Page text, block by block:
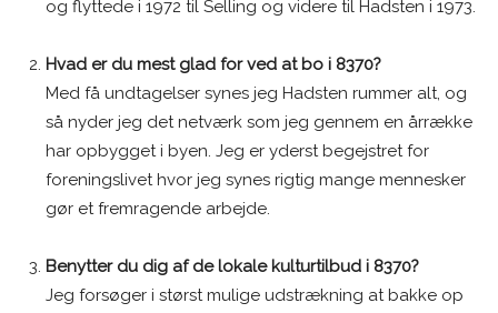
og flyttede i 1972 til Selling og videre til Hadsten i 1973.
Hvad er du mest glad for ved at bo i 8370?
Med få undtagelser synes jeg Hadsten rummer alt, og
så nyder jeg det netværk som jeg gennem en årrække
har opbygget i byen. Jeg er yderst begejstret for
foreningslivet hvor jeg synes rigtig mange mennesker
gør et fremragende arbejde.
Benytter du dig af de lokale kulturtilbud i 8370?
Jeg forsøger i størst mulige udstrækning at bakke op